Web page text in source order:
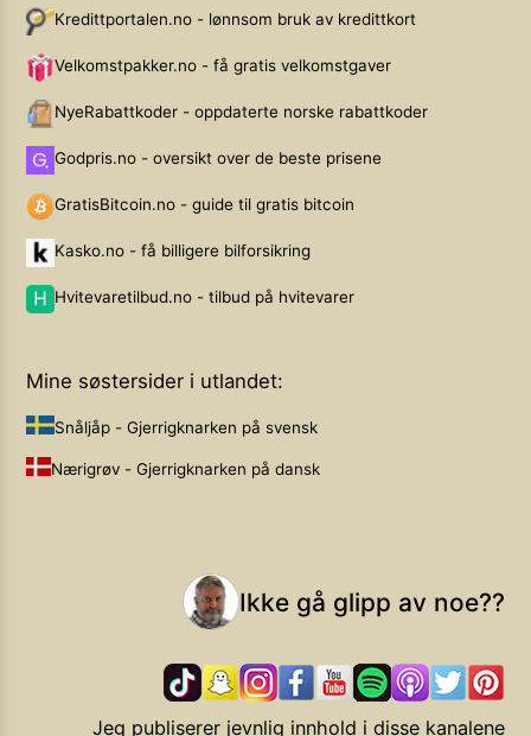
Kredittportalen.no - lønnsom bruk av kredittkort
Velkomstpakker.no - få gratis velkomstgaver
NyeRabattkoder - oppdaterte norske rabattkoder
Godpris.no - oversikt over de beste prisene
GratisBitcoin.no - guide til gratis bitcoin
Kasko.no - få billigere bilforsikring
Hvitevaretilbud.no - tilbud på hvitevarer
Mine søstersider i utlandet:
Snåljåp - Gjerrigknarken på svensk
Nærigrøv - Gjerrigknarken på dansk
Ikke gå glipp av noe??
Jeg publiserer jevnlig innhold i disse kanalene